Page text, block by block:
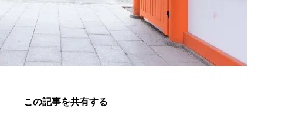
この記事を共有する